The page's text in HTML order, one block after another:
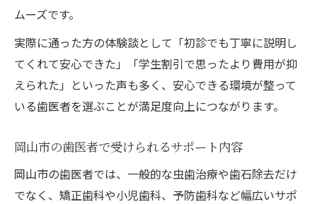
ムーズです。
実際に通った方の体験談として「初診でも丁寧に説明し
てくれて安心できた」「学生割引で思ったより費用が抑
えられた」といった声も多く、安心できる環境が整って
いる歯医者を選ぶことが満足度向上につながります。
岡山市の歯医者で受けられるサポート内容
岡山市の歯医者では、一般的な虫歯治療や歯石除去だけ
でなく、矯正歯科や小児歯科、予防歯科など幅広いサポ